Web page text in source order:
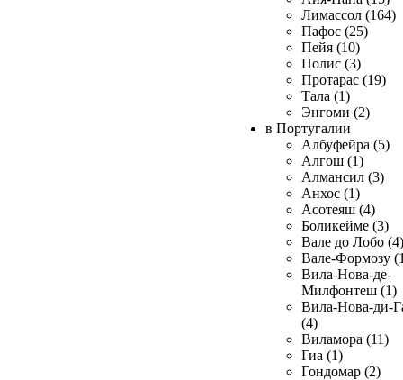
Лимассол (164)
Пафос (25)
Пейя (10)
Полис (3)
Протарас (19)
Тала (1)
Энгоми (2)
в Португалии
Албуфейра (5)
Алгош (1)
Алмансил (3)
Анхос (1)
Асотеяш (4)
Боликейме (3)
Вале до Лобо (4)
Вале-Формозу
Вила-Нова-де-
Милфонтеш (1)
Вила-Нова-ди-
(4)
Виламора (11)
Гиа (1)
Гондомар (2)